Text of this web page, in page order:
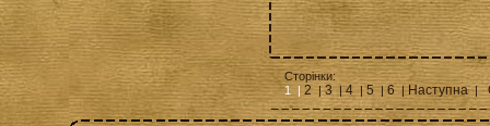
Сторінки:
1 | 2 |3|4 |5|6|Наступна|